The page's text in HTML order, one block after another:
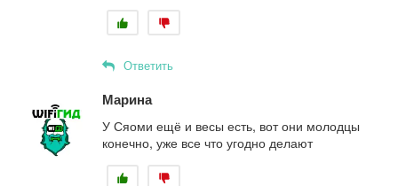
Ответить
Марина
У Сяоми ещё и весы есть, вот они молодцы
конечно, уже все что угодно делают